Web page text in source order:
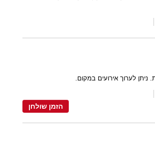
ניתן לערוך אירועים במקום.
הזמן שולחן